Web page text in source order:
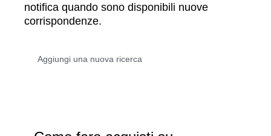
notifica quando sono disponibili nuove
corrispondenze.